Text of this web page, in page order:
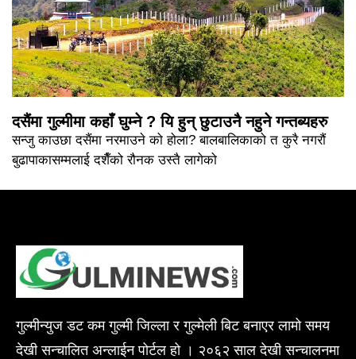
दसैंमा गुल्मीमा कहाँ घुम्ने ? यि हुन् छुटाउनै नहुने गन्तब्यहरु
सन्जु काउछा दसैंमा नरमाउने को होला? बालबालिकाको त कुरै नगरौं
बुढापाकासम्मलाई दशैँको रौनक उस्तै लागेको
गुल्मीन्युज डट कम गुल्मी जिल्ला र गुल्मेली बिट बनाएर लामो समय
देखी सन्चालित अन्लाईन पोर्टल हो । २०६२ साल देखी सन्चालनमा